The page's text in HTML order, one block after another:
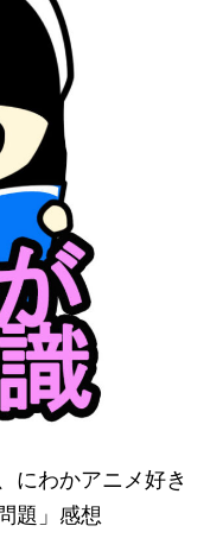
にわかアニメ好き
題」感想